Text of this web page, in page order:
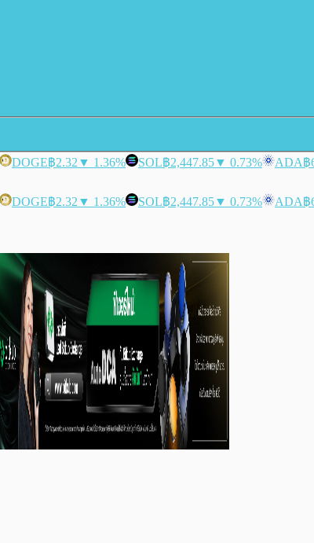
DOGE฿2.32 ▼ 1.36% SOL฿2,447.85▼ 0.73% ADA฿
DOGE฿2.32 ▼ 1.36% SOL฿2,447.85▼ 0.73% ADA฿